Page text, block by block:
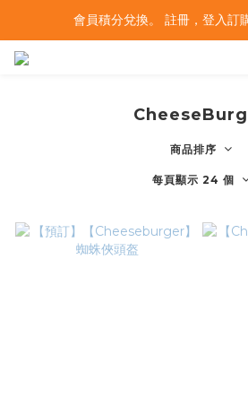
會員積分兌換。 註冊，登入訂
商品排序
每頁顯示 24 個